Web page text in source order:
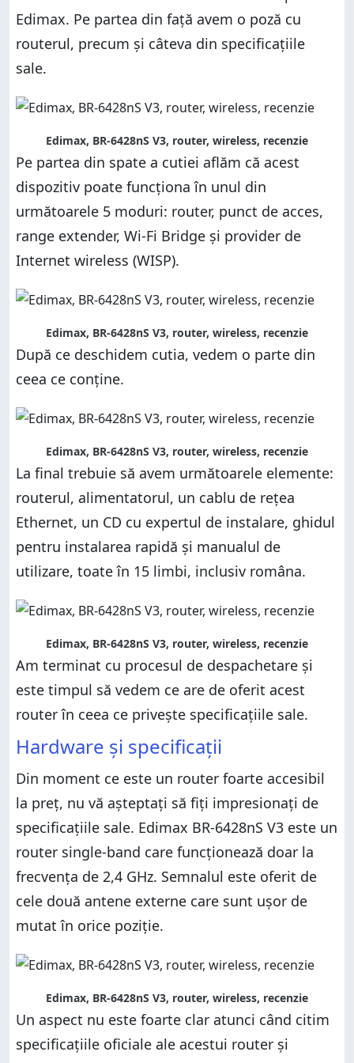
Verdict
Caracteristici suplimentare
Verdict
Edimax. Pe partea din față avem o poză cu
routerul, precum și câteva din specificațiile
sale.
Edimax, BR-6428nS V3, router, wireless, recenzie
Pe partea din spate a cutiei aflăm că acest
dispozitiv poate funcționa în unul din
următoarele 5 moduri: router, punct de acces,
range extender, Wi-Fi Bridge și provider de
Internet wireless (WISP).
Edimax, BR-6428nS V3, router, wireless, recenzie
După ce deschidem cutia, vedem o parte din
ceea ce conține.
Edimax, BR-6428nS V3, router, wireless, recenzie
La final trebuie să avem următoarele elemente:
routerul, alimentatorul, un cablu de rețea
Ethernet, un CD cu expertul de instalare, ghidul
pentru instalarea rapidă și manualul de
utilizare, toate în 15 limbi, inclusiv româna.
Edimax, BR-6428nS V3, router, wireless, recenzie
Am terminat cu procesul de despachetare și
este timpul să vedem ce are de oferit acest
router în ceea ce privește specificațiile sale.
Hardware și specificații
Din moment ce este un router foarte accesibil
la preț, nu vă așteptați să fiți impresionați de
specificațiile sale. Edimax BR-6428nS V3 este un
router single-band care funcționează doar la
frecvența de 2,4 GHz. Semnalul este oferit de
cele două antene externe care sunt ușor de
mutat în orice poziție.
Edimax, BR-6428nS V3, router, wireless, recenzie
Un aspect nu este foarte clar atunci când citim
specificațiile oficiale ale acestui router și